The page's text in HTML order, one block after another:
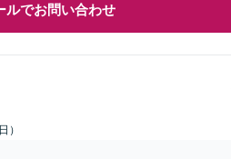
ルでお問い合わせ
）